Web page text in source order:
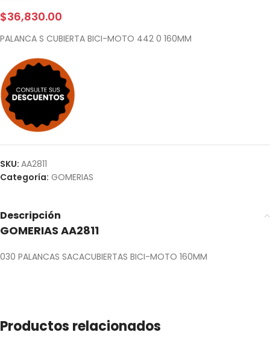
$36,830.00
PALANCA S CUBIERTA BICI-MOTO 442 0 160MM
SKU: AA2811
Categoría: GOMERIAS
Descripción
GOMERIAS AA2811
030 PALANCAS SACACUBIERTAS BICI-MOTO 160MM
Productos relacionados